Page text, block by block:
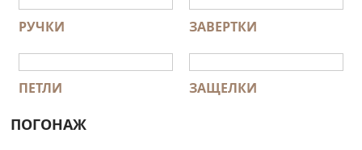
РУЧКИ ЗАВЕРТКИ
ПЕТЛИ ЗАЩЕЛКИ
ПОГОНАЖ